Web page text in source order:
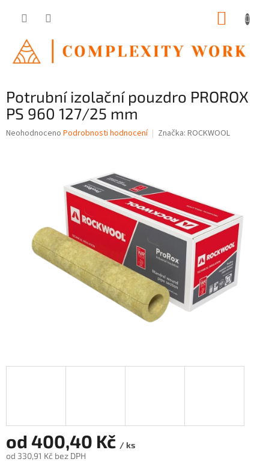
Potrubní izolační pouzdro PROROX
PS 960 127/25 mm
Průměrné
Neohodnoceno Podrobnosti hodnocení Značka: ROCKWOOL
od 400,40 Kč / ks
od 330,91 Kč bez DPH